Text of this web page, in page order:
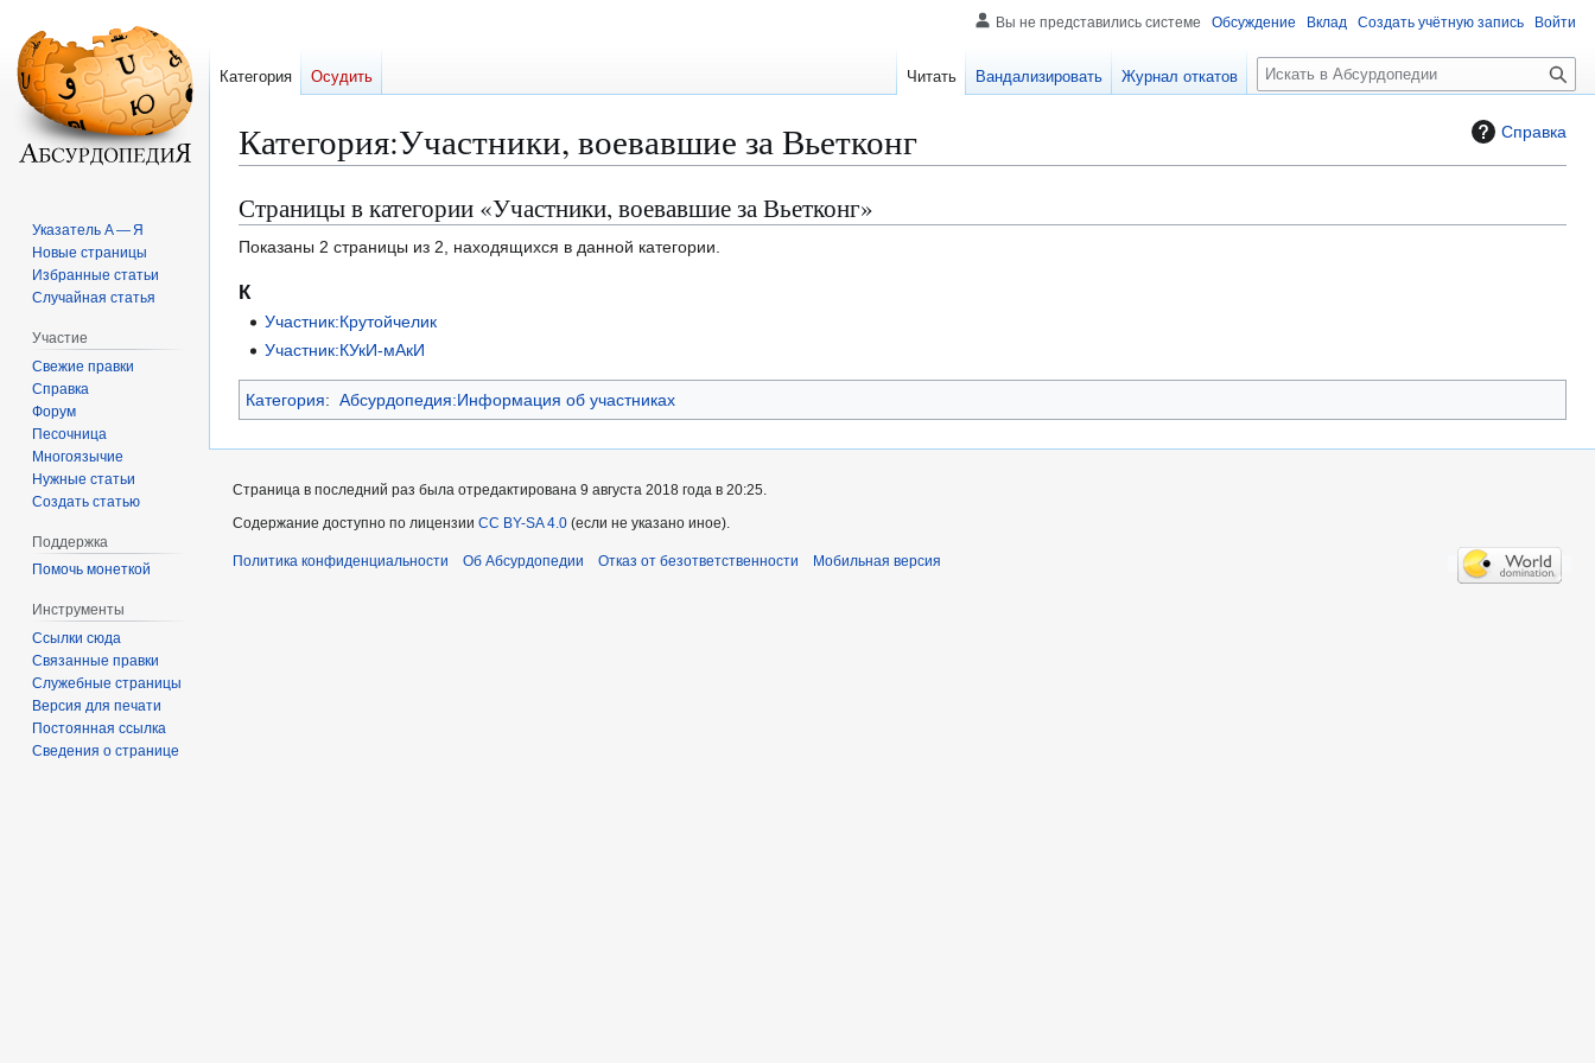
Справка
Категория:Участники, воевавшие за Вьетконг
Перейти
к
навигации
Перейти
к
поиску
Страницы в категории «Участники, воевавшие за Вьетконг»
Показаны 2 страницы из 2, находящихся в данной категории.
К
Участник:Крутойчелик
Участник:КУкИ-мАкИ
Категория: Абсурдопедия:Информация об участниках
Вы не представились системе Обсуждение Вклад Создать учётную запись Войти
Категория Осудить Читать Вандализировать Журнал откатов
П
о
к
Указатель А — Я
Новые страницы
Избранные статьи
Случайная статья
Участие
Свежие правки
Справка
Форум
Песочница
Многоязычие
Нужные статьи
Создать статью
Поддержка
Помочь монеткой
Инструменты
Ссылки сюда
Связанные правки
Служебные страницы
Версия для печати
Постоянная ссылка
Сведения о странице
Страница в последний раз была отредактирована 9 августа 2018 года в 20:25.
Содержание доступно по лицензии CC BY-SA 4.0 (если не указано иное).
Политика конфиденциальности Об Абсурдопедии Отказ от безответственности Мобильная версия